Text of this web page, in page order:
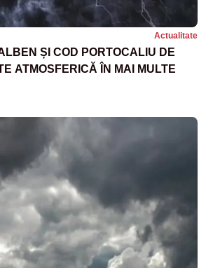
Actualitate
ȘI COD PORTOCALIU DE
ATMOSFERICĂ ÎN MAI MULTE